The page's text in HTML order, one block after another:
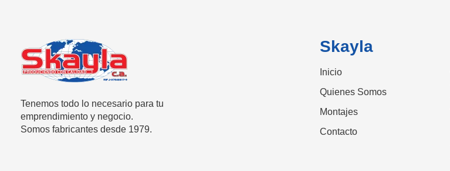
Tenemos todo lo necesario para tu
emprendimiento y negocio.
Somos fabricantes desde 1979.
Skayla
Inicio
Quienes Somos
Montajes
Contacto